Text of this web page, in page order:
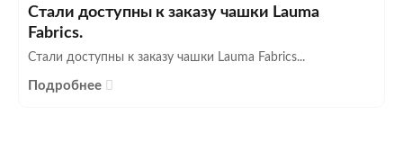
Стали доступны к заказу чашки Lauma
Fabrics.
Стали доступны к заказу чашки Lauma Fabrics...
Подробнее